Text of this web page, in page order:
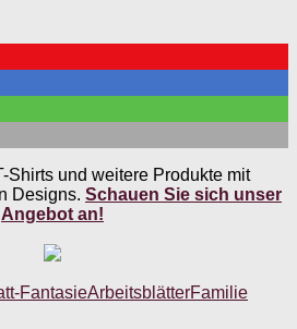
Shirts und weitere Produkte mit
Designs. Schauen Sie sich unser
Angebot an!
FantasieArbeitsblätterFamilie